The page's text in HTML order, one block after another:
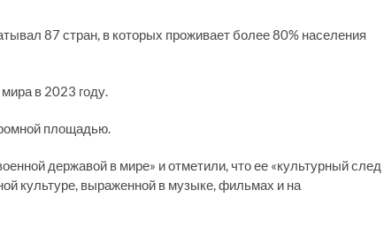
87 стран, в которых проживает более 80% населения
в 2023 году.
площадью.
державой в мире» и отметили, что ее «культурный след
культуре, выраженной в музыке, фильмах и на